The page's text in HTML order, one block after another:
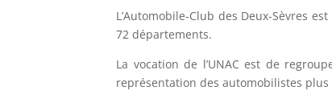
L’Automobile-Club des Deux-Sèvres
72 départements.
La vocation de l’UNAC est de
représentation des automobilistes